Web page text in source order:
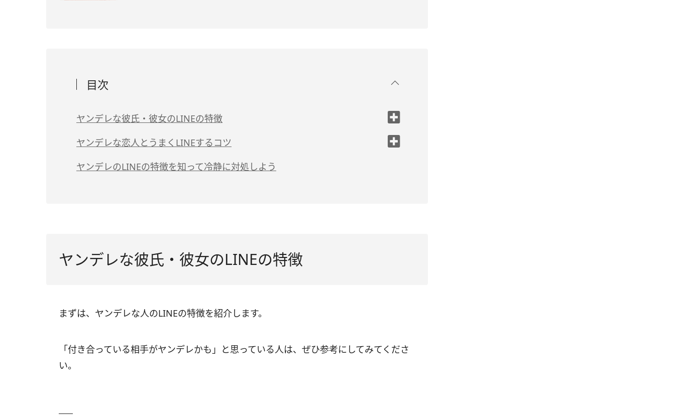
目次
ヤンデレな彼氏・彼女のLINEの特徴
（1）返信の催促が多い
（2）立て続けにメッセージを送ってくる
ヤンデレな恋人とうまくLINEするコツ
（1）相手の言うことをうのみにしない
ヤンデレのLINEの特徴を知って冷静に対処しよう
ヤンデレな彼氏・彼女のLINEの特徴
まずは、ヤンデレな人のLINEの特徴を紹介します。
「付き合っている相手がヤンデレかも」と思っている人は、ぜひ参考にしてみてくださ
い。